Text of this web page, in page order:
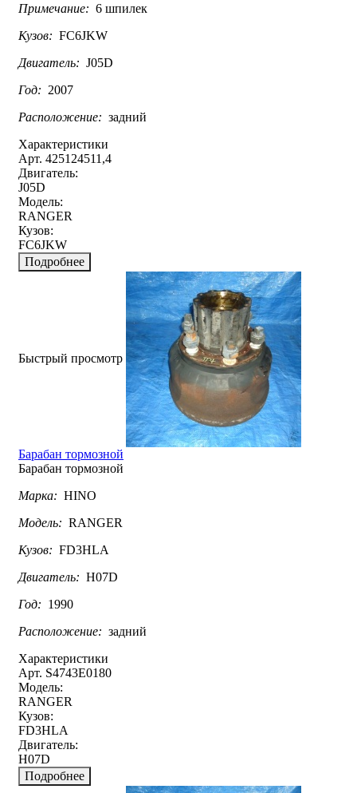
Примечание: 6 шпилек
Кузов: FC6JKW
Двигатель: J05D
Год: 2007
Расположение: задний
Характеристики
Арт. 425124511,4
Двигатель:
J05D
Модель:
RANGER
Кузов:
FC6JKW
Подробнее
Быстрый просмотр
Барабан тормозной
Барабан тормозной
Марка: HINO
Модель: RANGER
Кузов: FD3HLA
Двигатель: H07D
Год: 1990
Расположение: задний
Характеристики
Арт. S4743E0180
Модель:
RANGER
Кузов:
FD3HLA
Двигатель:
H07D
Подробнее